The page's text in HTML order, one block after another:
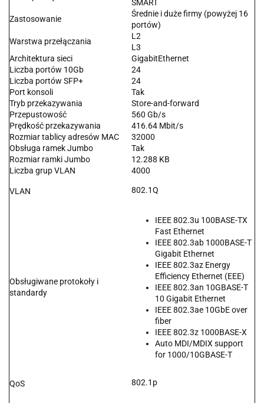
SMART
Zastosowanie
Średnie i duże firmy (powyżej 16
portów)
Warstwa przełączania
L2
L3
Architektura sieci
GigabitEthernet
Liczba portów 10Gb
24
Liczba portów SFP+
24
Port konsoli
Tak
Tryb przekazywania
Store-and-forward
Przepustowość
560 Gb/s
Prędkość przekazywania
416.64 Mbit/s
Rozmiar tablicy adresów MAC
32000
Obsługa ramek Jumbo
Tak
Rozmiar ramki Jumbo
12.288 KB
Liczba grup VLAN
4000
VLAN 802.1Q
Obsługiwane protokoły i
standardy
IEEE 802.3u 100BASE-TX
Fast Ethernet
IEEE 802.3ab 1000BASE-T
Gigabit Ethernet
IEEE 802.3az Energy
Efficiency Ethernet (EEE)
IEEE 802.3an 10GBASE-T
10 Gigabit Ethernet
IEEE 802.3ae 10GbE over
fiber
IEEE 802.3z 1000BASE-X
Auto MDI/MDIX support
for 1000/10GBASE-T
QoS 802.1p